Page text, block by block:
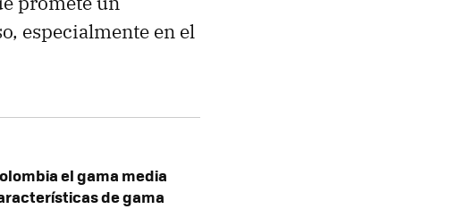
especialmente en el
el gama media
de gama